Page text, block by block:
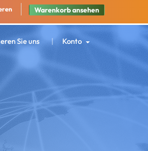
Warenkorb ansehen
Sie uns Konto